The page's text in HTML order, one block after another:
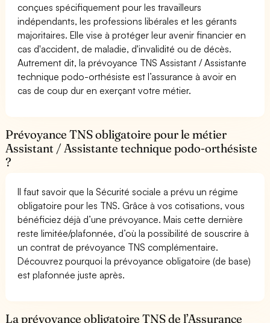
conçues spécifiquement pour les travailleurs
indépendants, les professions libérales et les gérants
majoritaires. Elle vise à protéger leur avenir financier en
cas d'accident, de maladie, d'invalidité ou de décès.
Autrement dit, la prévoyance TNS Assistant / Assistante
technique podo-orthésiste est l’assurance à avoir en
cas de coup dur en exerçant votre métier.
Prévoyance TNS obligatoire pour le métier
Assistant / Assistante technique podo-orthésiste
?
Il faut savoir que la Sécurité sociale a prévu un régime
obligatoire pour les TNS. Grâce à vos cotisations, vous
bénéficiez déjà d’une prévoyance. Mais cette dernière
reste limitée/plafonnée, d’où la possibilité de souscrire à
un contrat de prévoyance TNS complémentaire.
Découvrez pourquoi la prévoyance obligatoire (de base)
est plafonnée juste après.
La prévoyance obligatoire TNS de l’Assurance